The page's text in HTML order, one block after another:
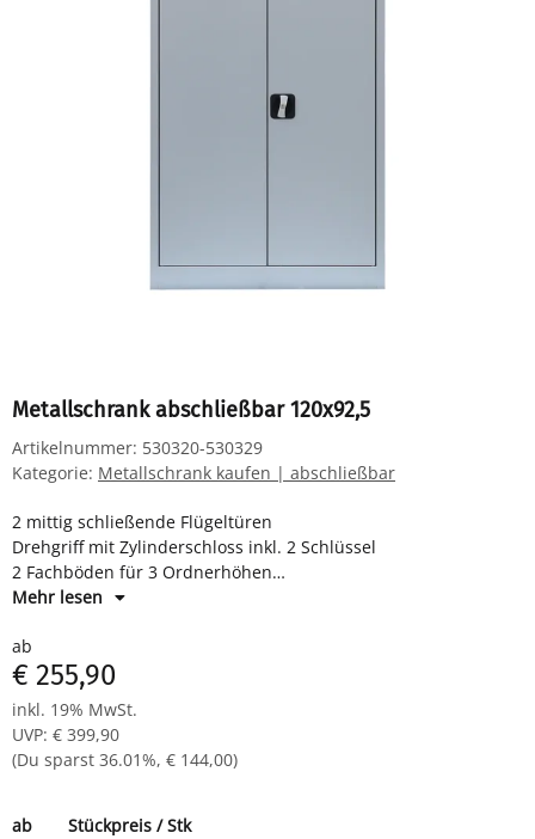
Metallschrank abschließbar 120x92,5
Artikelnummer: 530320-530329
Kategorie: Metallschrank kaufen | abschließbar
2 mittig schließende Flügeltüren
Drehgriff mit Zylinderschloss inkl. 2 Schlüssel
2 Fachböden für 3 Ordnerhöhen
Maße: H 1200 x B 925 x T 422 mm
Mehr lesen
ab
€ 255,90
inkl. 19% MwSt.
UVP: € 399,90
(Du sparst 36.01%, € 144,00)
ab
Stückpreis / Stk